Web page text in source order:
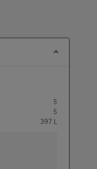
5
5
397 L